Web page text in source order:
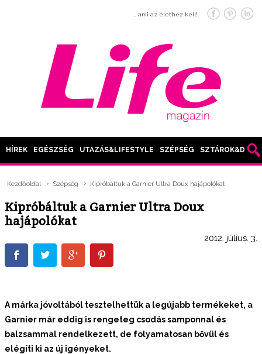
… ami az élethez kell!
HÍREK EGÉSZSÉG UTAZÁS&LIFESTYLE SZÉPSÉG SZTÁROK&DIVAT
Kezdőoldal Szépség Kipróbáltuk a Garnier Ultra Doux hajápolókat
Kipróbáltuk a Garnier Ultra Doux
hajápolókat
2012. július. 3.
A márka jóvoltából tesztelhettük a legújabb termékeket, a
Garnier már eddig is rengeteg csodás samponnal és
balzsammal rendelkezett, de folyamatosan bővül és
elégíti ki az új igényeket.